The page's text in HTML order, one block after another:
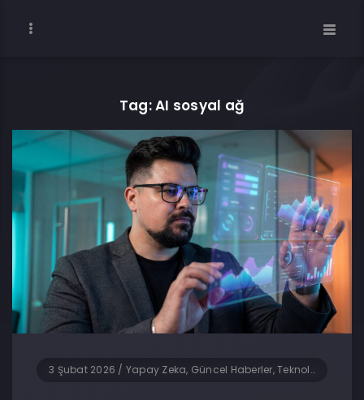
Tag: AI sosyal ağ
3 Şubat 2026 / Yapay Zeka, Güncel Haberler, Teknoloji, Yazılım